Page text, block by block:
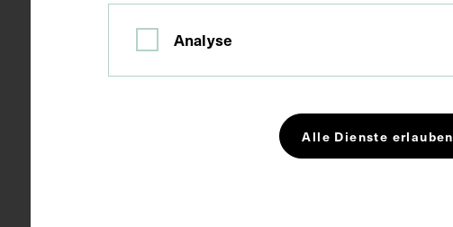
Analyse
Alle Dienste erlauben